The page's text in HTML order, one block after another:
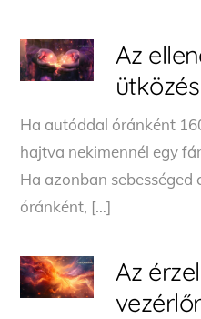
Az
Ha autóddal óránként
hajtva nekimennél egy
Ha azonban sebességed
óránként, […]
Az